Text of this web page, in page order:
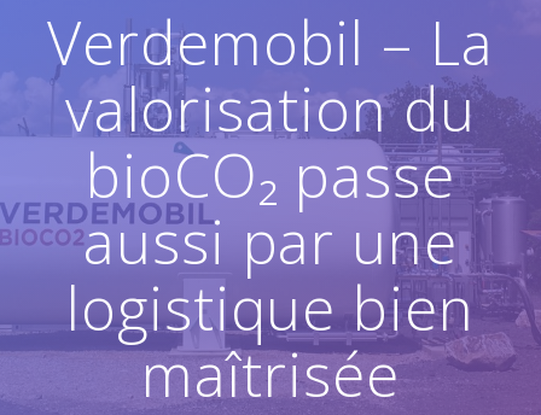
Verdemobil – La
valorisation du
bioCO₂ passe
aussi par une
logistique bien
maîtrisée